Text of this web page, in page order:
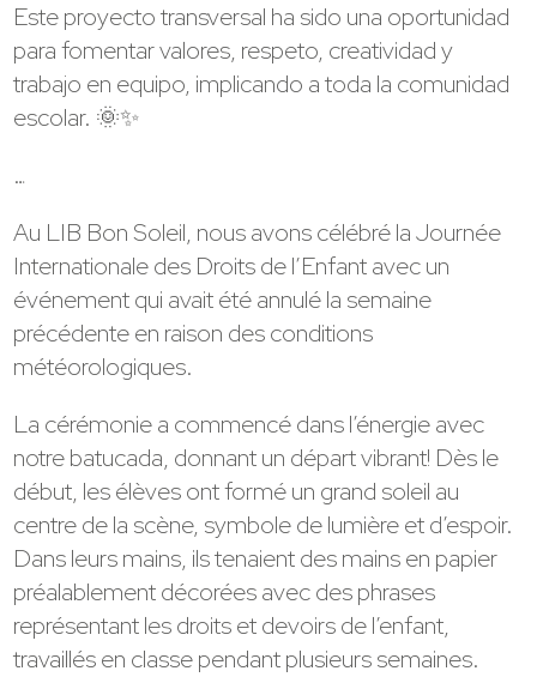
Este proyecto transversal ha sido una oportunidad
para fomentar valores, respeto, creatividad y
trabajo en equipo, implicando a toda la comunidad
escolar. 🌞✨
…
Au LIB Bon Soleil, nous avons célébré la Journée
Internationale des Droits de l’Enfant avec un
événement qui avait été annulé la semaine
précédente en raison des conditions
météorologiques.
La cérémonie a commencé dans l’énergie avec
notre batucada, donnant un départ vibrant! Dès le
début, les élèves ont formé un grand soleil au
centre de la scène, symbole de lumière et d’espoir.
Dans leurs mains, ils tenaient des mains en papier
préalablement décorées avec des phrases
représentant les droits et devoirs de l’enfant,
travaillés en classe pendant plusieurs semaines.